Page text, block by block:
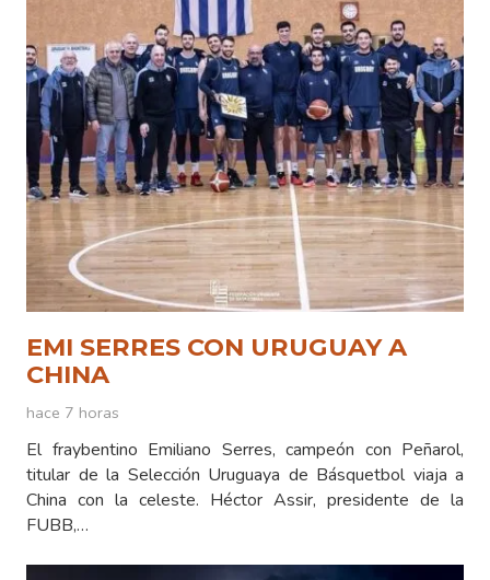
EMI SERRES CON URUGUAY A
CHINA
hace 7 horas
El fraybentino Emiliano Serres, campeón con Peñarol,
titular de la Selección Uruguaya de Básquetbol viaja a
China con la celeste. Héctor Assir, presidente de la
FUBB,…